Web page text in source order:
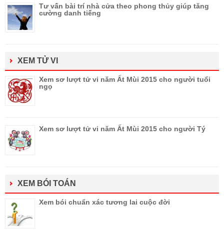
Tư vấn bài trí nhà cửa theo phong thủy giúp tăng
cường danh tiếng
XEM TỬ VI
Xem sơ lượt tử vi năm Ất Mùi 2015 cho người tuổi
ngọ
Xem sơ lượt tử vi năm Ất Mùi 2015 cho người Tý
XEM BÓI TOÁN
Xem bói chuẩn xác tương lai cuộc đời